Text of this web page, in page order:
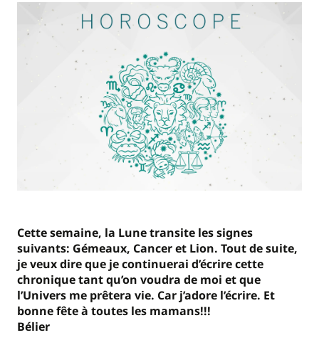
Cette semaine, la Lune transite les signes
suivants: Gémeaux, Cancer et Lion. Tout de suite,
je veux dire que je continuerai d’écrire cette
chronique tant qu’on voudra de moi et que
l’Univers me prêtera vie. Car j’adore l’écrire. Et
bonne fête à toutes les mamans!!!
Bélier